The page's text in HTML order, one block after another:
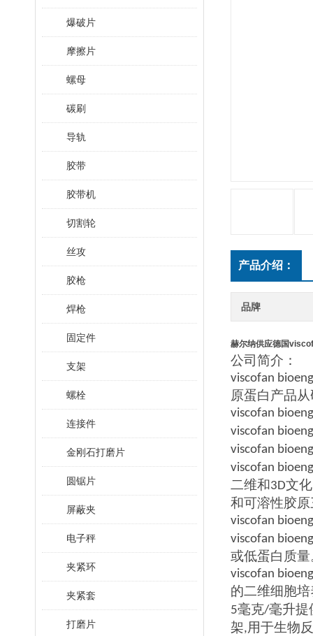
爆破片
摩擦片
螺母
碳刷
导轨
胶带
胶带机
切割轮
丝攻
胶枪
焊枪
固定件
支架
螺栓
连接件
金刚石打磨片
圆锯片
屏蔽夹
电子秤
夹紧环
夹紧套
打磨片
产品介绍：
品牌
赫尔纳供应德国
公司简介：
viscofan
原蛋白产品
viscofan
viscofan
viscofan
viscofan
二维和3D文
和可溶性胶
viscofan
viscofan
或低蛋白质量
viscofan
的二维细胞
5毫克/毫升提
架,用于生物